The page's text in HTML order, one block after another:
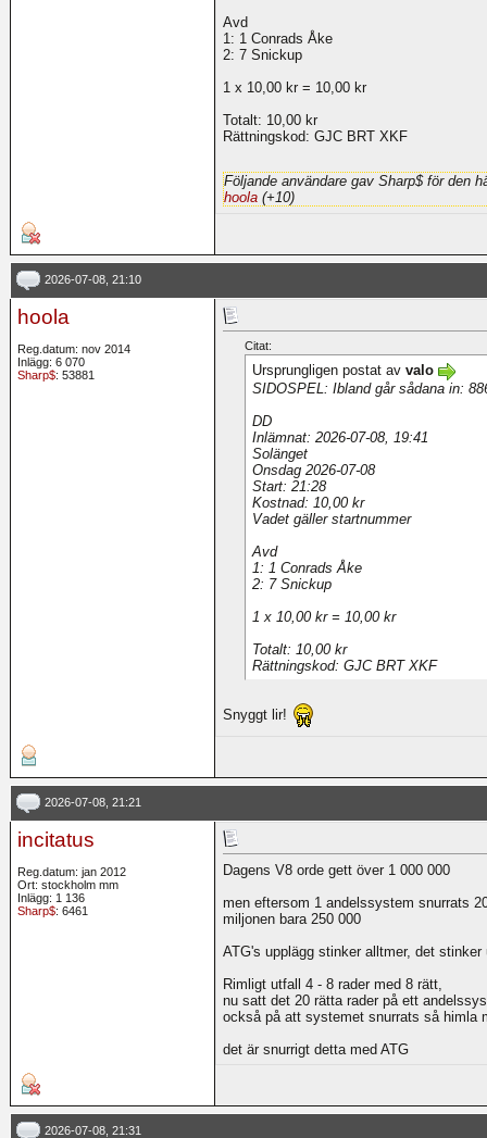
Avd
1: 1 Conrads Åke
2: 7 Snickup
1 x 10,00 kr = 10,00 kr
Totalt: 10,00 kr
Rättningskod: GJC BRT XKF
Följande användare gav Sharp$ för den
hoola (+10)
2026-07-08, 21:10
hoola
Reg.datum: nov 2014
Inlägg: 6 070
Sharp$: 53881
Citat:
Ursprungligen postat av valo
SIDOSPEL: Ibland går sådana in:
DD
Inlämnat: 2026-07-08, 19:41
Solänget
Onsdag 2026-07-08
Start: 21:28
Kostnad: 10,00 kr
Vadet gäller startnummer
Avd
1: 1 Conrads Åke
2: 7 Snickup
1 x 10,00 kr = 10,00 kr
Totalt: 10,00 kr
Rättningskod: GJC BRT XKF
Snyggt lir!
2026-07-08, 21:21
incitatus
Reg.datum: jan 2012
Ort: stockholm mm
Inlägg: 1 136
Sharp$: 6461
Dagens V8 orde gett över 1 000 000
men eftersom 1 andelssystem snurrats
miljonen bara 250 000
ATG's upplägg stinker alltmer, det stinker
Rimligt utfall 4 - 8 rader med 8 rätt,
nu satt det 20 rätta rader på ett
också på att systemet snurrats så himla
det är snurrigt detta med ATG
2026-07-08, 21:31